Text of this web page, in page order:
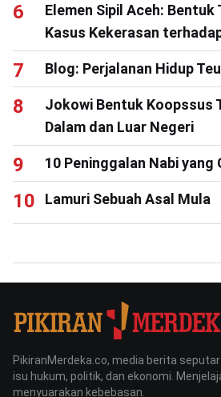
Elemen Sipil Aceh: Bentuk
Kasus Kekerasan
Blog: Perjalanan Hidup
Jokowi Bentuk Koopssus
Dalam dan Luar Negeri
10 Peninggalan Nabi yang
Lamuri Sebuah Asal Mula
PikiranMerdeka.co, media berita
isu hukum, politik, dan ekonomi.
menyuarakan kebebasan.